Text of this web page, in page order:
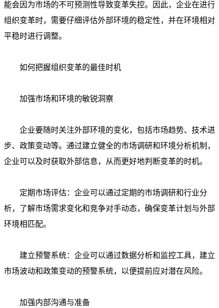
能会因为市场的不可预测性导致变革失控。因此，企业在进行
组织变革时，需要仔细评估外部环境的稳定性，并在环境相对
平稳时进行调整。
如何把握组织变革的最佳时机
加强市场和环境的敏锐洞察
企业要随时关注外部环境的变化，包括市场趋势、技术进
步、政策变动等。通过建立健全的市场调研和环境分析机制，
企业可以及时获取外部信息，从而更好地判断变革的时机。
定期市场评估：企业可以通过定期的市场调研和行业分
析，了解市场需求变化和竞争对手动态，确保变革计划与外部
环境相匹配。
建立预警系统：企业可以通过数据分析和监控工具，建立
市场波动和政策变动的预警系统，以便提前应对潜在风险。
加强内部沟通与准备